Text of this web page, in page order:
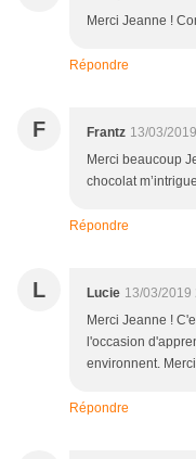
Merci Jeanne !
Répondre
F Frantz 13/03/
Merci beaucoup
chocolat
Répondre
L Lucie 13/03/2019
Merci Jeanne !
l'occasion
environnent.
Répondre